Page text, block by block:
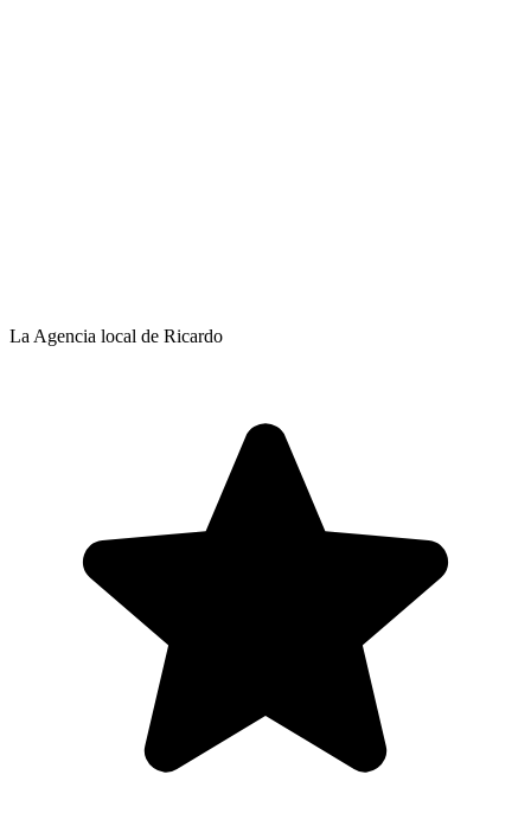
La Agencia local de Ricardo